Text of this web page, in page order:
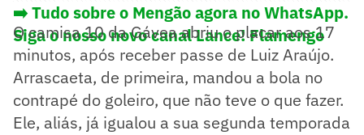
➡️ Tudo sobre o Mengão agora no WhatsApp.
Siga o nosso novo canal Lance! Flamengo
O camisa 10 da Gávea abriu o placar aos 17
minutos, após receber passe de Luiz Araújo.
Arrascaeta, de primeira, mandou a bola no
contrapé do goleiro, que não teve o que fazer.
Ele, aliás, já igualou a sua segunda temporada